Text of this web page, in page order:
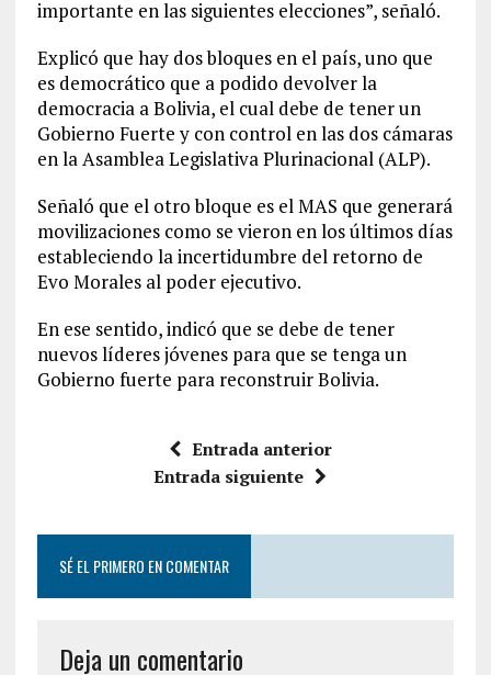
importante en las siguientes elecciones”, señaló.
Explicó que hay dos bloques en el país, uno que
es democrático que a podido devolver la
democracia a Bolivia, el cual debe de tener un
Gobierno Fuerte y con control en las dos cámaras
en la Asamblea Legislativa Plurinacional (ALP).
Señaló que el otro bloque es el MAS que generará
movilizaciones como se vieron en los últimos días
estableciendo la incertidumbre del retorno de
Evo Morales al poder ejecutivo.
En ese sentido, indicó que se debe de tener
nuevos líderes jóvenes para que se tenga un
Gobierno fuerte para reconstruir Bolivia.
Entrada anterior
Entrada siguiente
SÉ EL PRIMERO EN COMENTAR
Deja un comentario